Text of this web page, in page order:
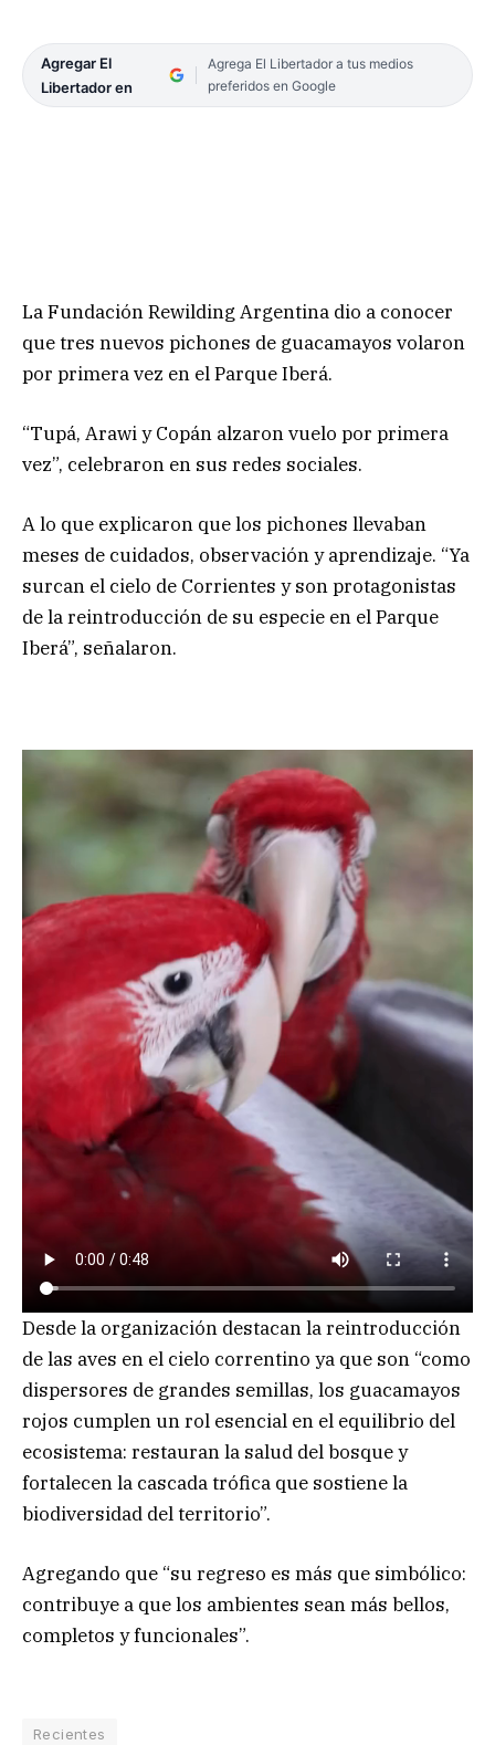
Agregar El
Libertador en
Agrega El Libertador a tus medios
preferidos en Google
La Fundación Rewilding Argentina dio a conocer
que tres nuevos pichones de guacamayos volaron
por primera vez en el Parque Iberá.
“Tupá, Arawi y Copán alzaron vuelo por primera
vez”, celebraron en sus redes sociales.
A lo que explicaron que los pichones llevaban
meses de cuidados, observación y aprendizaje. “Ya
surcan el cielo de Corrientes y son protagonistas
de la reintroducción de su especie en el Parque
Iberá”, señalaron.
Desde la organización destacan la reintroducción
de las aves en el cielo correntino ya que son “como
dispersores de grandes semillas, los guacamayos
rojos cumplen un rol esencial en el equilibrio del
ecosistema: restauran la salud del bosque y
fortalecen la cascada trófica que sostiene la
biodiversidad del territorio”.
Agregando que “su regreso es más que simbólico:
contribuye a que los ambientes sean más bellos,
completos y funcionales”.
Recientes